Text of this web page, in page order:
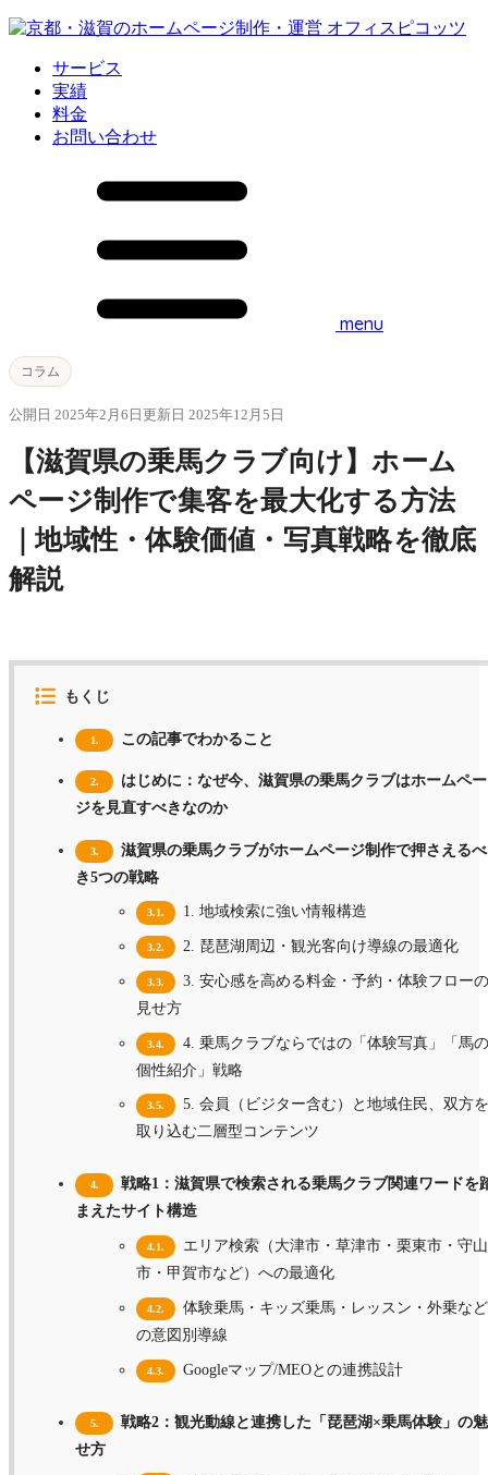
サービス
実績
料金
お問い合わせ
menu
コラム
公開日 2025年2月6日 更新日 2025年12月5日
【滋賀県の乗馬クラブ向け】ホーム
ページ制作で集客を最大化する方法
｜地域性・体験価値・写真戦略を徹底
解説
もくじ
1. この記事でわかること
2.
はじめに：なぜ今、滋賀県の乗馬クラブはホームペー
ジを見直すべきなのか
3.
滋賀県の乗馬クラブがホームページ制作で押さえるべ
き5つの戦略
3.1. 1. 地域検索に強い情報構造
3.2. 2. 琵琶湖周辺・観光客向け導線の最適化
3.3.
3. 安心感を高める料金・予約・体験フローの
見せ方
3.4.
4. 乗馬クラブならではの「体験写真」「馬の
個性紹介」戦略
3.5.
5. 会員（ビジター含む）と地域住民、双方を
取り込む二層型コンテンツ
4.
戦略1：滋賀県で検索される乗馬クラブ関連ワードを
まえたサイト構造
4.1.
エリア検索（大津市・草津市・栗東市・守山
市・甲賀市など）への最適化
4.2.
体験乗馬・キッズ乗馬・レッスン・外乗など
の意図別導線
4.3. Googleマップ/MEOとの連携設計
5.
戦略2：観光動線と連携した「琵琶湖×乗馬体験」の魅
せ方